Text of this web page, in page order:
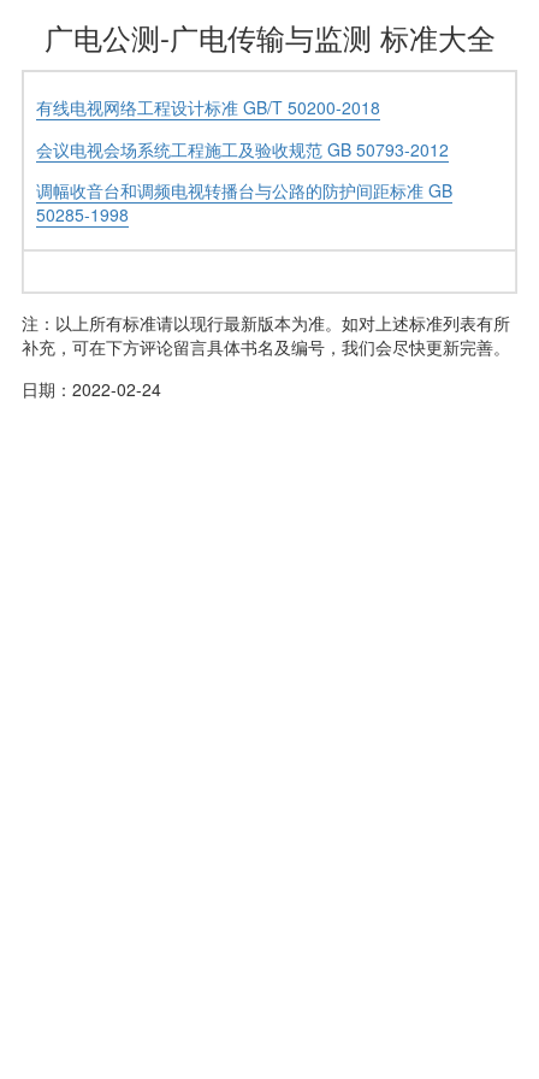
广电公测-广电传输与监测 标准大全
有线电视网络工程设计标准 GB/T 50200-2018
会议电视会场系统工程施工及验收规范 GB 50793-2012
调幅收音台和调频电视转播台与公路的防护间距标准 GB
50285-1998
注：以上所有标准请以现行最新版本为准。如对上述标准列表有所
补充，可在下方评论留言具体书名及编号，我们会尽快更新完善。
日期：2022-02-24